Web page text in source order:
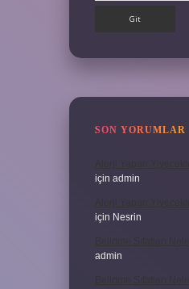
SON YORUMLAR
Alerji Yapan
için admin
Alerji Yapan
için Nesrin
Belirtme Sıfatları
admin
Belirtme Sıfatları